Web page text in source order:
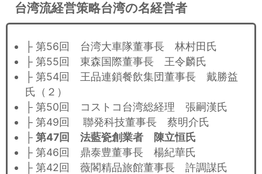
台湾流経営策略台湾の名経営者
├ 第56回 台湾大車隊董事長 林村田氏
├ 第55回 東森国際董事長 王令麟氏
├ 第54回 王品連鎖餐飲集団董事長 戴勝益
氏（２）
├ 第50回 コストコ台湾総経理 張嗣漢氏
├ 第49回 聯発科技董事長 蔡明介氏
├ 第47回 法藍瓷創業者 陳立恒氏
├ 第46回 鼎泰豊董事長 楊紀華氏
├ 第42回 薇閣精品旅館董事長 許調謀氏